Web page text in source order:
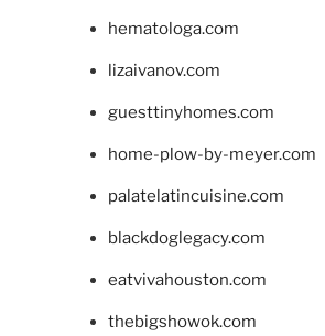
hematologa.com
lizaivanov.com
guesttinyhomes.com
home-plow-by-meyer.com
palatelatincuisine.com
blackdoglegacy.com
eatvivahouston.com
thebigshowok.com